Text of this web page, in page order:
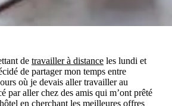
de travailler à distance les lundi et
de partager mon temps entre
où je devais aller travailler au
par aller chez des amis qui m’ont prêté
en cherchant les meilleures offres